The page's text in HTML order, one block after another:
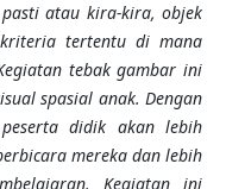
atau kira-kira, objek
tertentu di mana
tebak gambar ini
spasial anak. Dengan
didik akan lebih
mereka dan lebih
Kegiatan ini